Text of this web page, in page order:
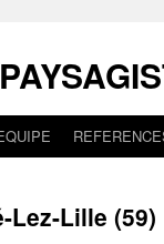
Lez-Lille (59)